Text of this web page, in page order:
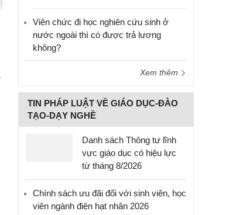
Viên chức đi học nghiên cứu sinh ở
nước ngoài thì có được trả lương
không?
Xem thêm
TIN PHÁP LUẬT VỀ GIÁO DỤC-ĐÀO
TẠO-DẠY NGHỀ
Danh sách Thông tư lĩnh
vực giáo dục có hiệu lực
từ tháng 8/2026
Chính sách ưu đãi đối với sinh viên, học
viên ngành điện hạt nhân 2026